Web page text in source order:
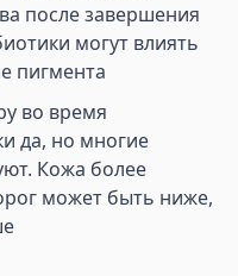
после завершения
могут влиять
пигмента
во время
да, но многие
Кожа более
может быть ниже,